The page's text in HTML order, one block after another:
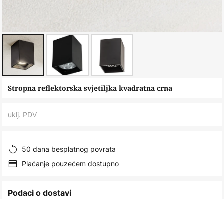
Skip
beginning
the
images
Stropna reflektorska svjetiljka kvadratna crna
uklj. PDV
50 dana besplatnog povrata
Plaćanje pouzećem dostupno
Podaci o dostavi